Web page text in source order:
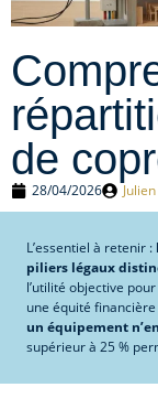
de
28/04/2026
L’essentiel à retenir :
piliers légaux
l’utilité objective
une équité
un équipement
supérieur à 25 %